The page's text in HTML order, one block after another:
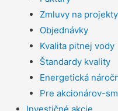
Zmluvy na projekty
Objednávky
Kvalita pitnej vody
Štandardy kvality
Energetická
Pre akcionárov-